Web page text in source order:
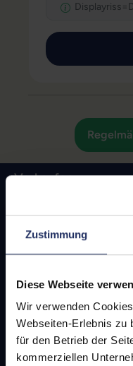
Zustimmung
Diese Webseite
Wir verwenden
Webseiten-Erlebnis zu
für den Betrieb der
kommerziellen
Verkaufen
Apple iPhone 16e
Apple iPhone 16 Plus
Apple iPhone 16 Pro
Apple iPhone 16 Pro